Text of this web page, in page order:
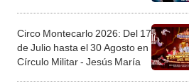
Circo Montecarlo 2026: Del 17
de Julio hasta el 30 Agosto en
Círculo Militar - Jesús María